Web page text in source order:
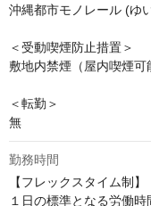
沖縄都市モノレール (ゆ
＜受動喫煙防止措置＞
敷地内禁煙（屋内喫煙可
＜転勤＞
無
勤務時間
【フレックスタイム制】
１日の標準となる労働